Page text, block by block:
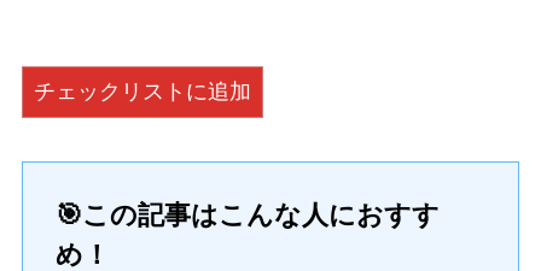
チェックリストに追加
🎯この記事はこんな人におすす
め！